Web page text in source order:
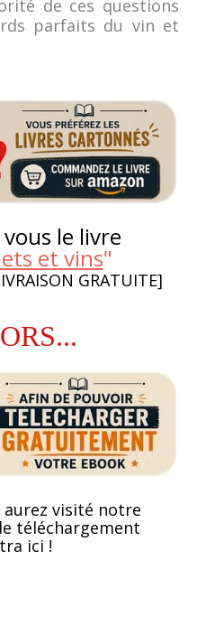
de ces questions
parfaits du vin et
vous le livre
et vins"
GRATUITE]
visité notre
téléchargement
ici !